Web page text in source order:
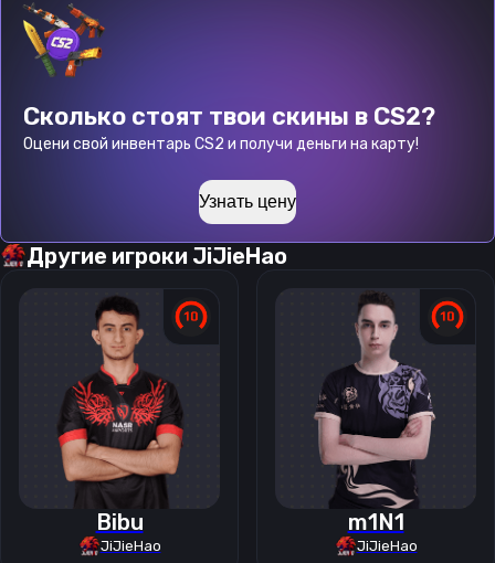
Сколько стоят твои скины в CS2?
Оцени свой инвентарь CS2 и получи деньги на карту!
Узнать цену
Другие игроки JiJieHao
Bibu
JiJieHao
m1N1
JiJieHao